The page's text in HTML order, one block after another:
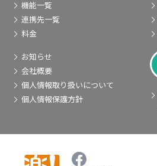
機能一覧
連携先一覧
料金
お知らせ
会社概要
個人情報取り扱いについて
個人情報保護方針